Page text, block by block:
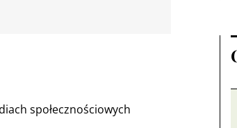
społecznościowych